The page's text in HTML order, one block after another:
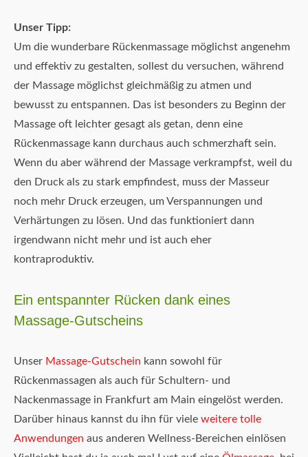
Unser Tipp:
Um die wunderbare Rückenmassage möglichst angenehm
und effektiv zu gestalten, sollest du versuchen, während
der Massage möglichst gleichmäßig zu atmen und
bewusst zu entspannen. Das ist besonders zu Beginn der
Massage oft leichter gesagt als getan, denn eine
Rückenmassage kann durchaus auch schmerzhaft sein.
Wenn du aber während der Massage verkrampfst, weil du
den Druck als zu stark empfindest, muss der Masseur
noch mehr Druck erzeugen, um Verspannungen und
Verhärtungen zu lösen. Und das funktioniert dann
irgendwann nicht mehr und ist auch eher
kontraproduktiv.
Ein entspannter Rücken dank eines
Massage-Gutscheins
Unser Massage-Gutschein kann sowohl für
Rückenmassagen als auch für Schultern- und
Nackenmassage in Frankfurt am Main eingelöst werden.
Darüber hinaus kannst du ihn für viele weitere tolle
Anwendungen aus anderen Wellness-Bereichen einlösen